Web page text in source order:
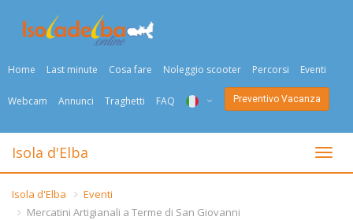
Home Last minute Cosa fare Noleggio scooter Percorsi Eventi
Webcam Annunci Traghetti FAQ
ENG
Preventivo Vacanza
Togli
Isola d'Elba
Isola d'Elba
Eventi
Mercatini Artigianali a Terme di San Giovanni